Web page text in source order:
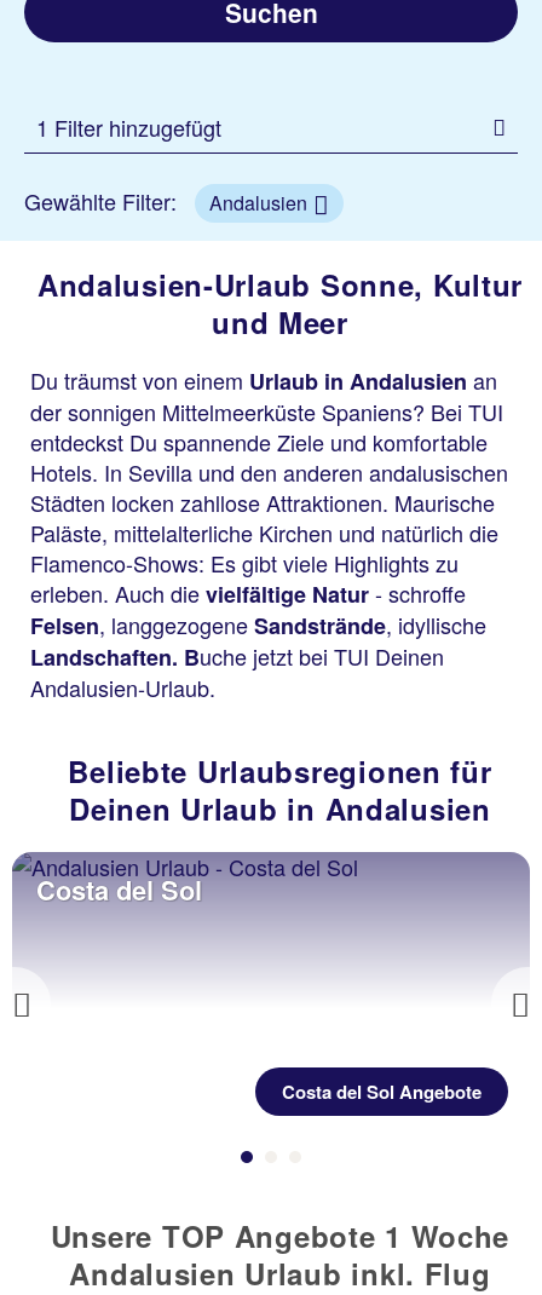
Suchen
1 Filter hinzugefügt
Gewählte Filter: Andalusien
Andalusien-Urlaub Sonne, Kultur
und Meer
Du träumst von einem Urlaub in Andalusien an
der sonnigen Mittelmeerküste Spaniens? Bei TUI
entdeckst Du spannende Ziele und komfortable
Hotels. In Sevilla und den anderen andalusischen
Städten locken zahllose Attraktionen. Maurische
Paläste, mittelalterliche Kirchen und natürlich die
Flamenco-Shows: Es gibt viele Highlights zu
erleben. Auch dievielfältige Natur- schroffe
Felsen, langgezogeneSandstrände, idyllische
Landschaften. Buche jetzt bei TUI Deinen
Andalusien-Urlaub.
Beliebte Urlaubsregionen für
Deinen Urlaub in Andalusien
Previous
Costa del Sol
Costa del Sol Angebote
Unsere TOP Angebote 1 Woche
Andalusien Urlaub inkl. Flug